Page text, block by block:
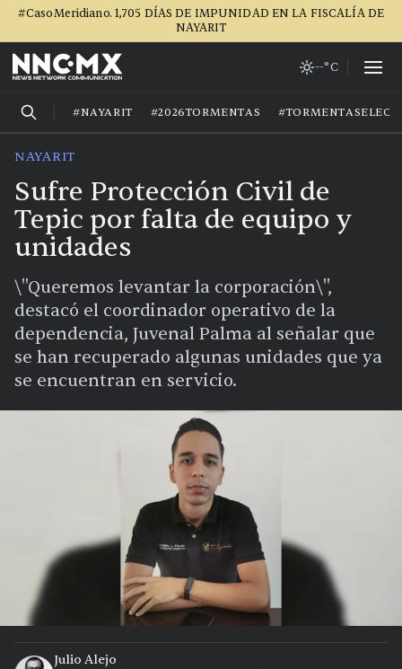
#CasoMeridiano. 1,705 DÍAS DE IMPUNIDAD EN LA FISCALÍA DE
NAYARIT
--°C
#NAYARIT #2026TORMENTAS
NAYARIT
Sufre Protección Civil de
Tepic por falta de equipo y
unidades
\"Queremos levantar la corporación\",
destacó el coordinador operativo de la
dependencia, Juvenal Palma al señalar que
se han recuperado algunas unidades que ya
se encuentran en servicio.
Julio Alejo